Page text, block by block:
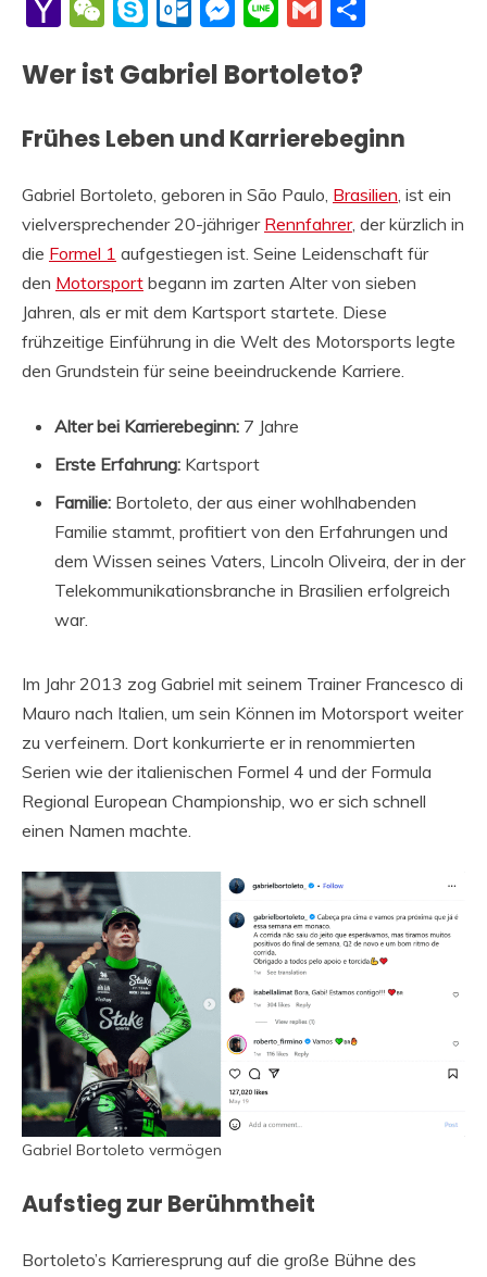
Yahoo
WeChat
SkypeOutlook.com
Messenger
LineGmail
Wer ist Gabriel Bortoleto?
Frühes Leben und Karrierebeginn
Gabriel Bortoleto, geboren in São Paulo, Brasilien , ist ein
vielversprechender 20-jähriger Rennfahrer, der kürzlich in
die Formel 1 aufgestiegen ist. Seine Leidenschaft für
den Motorsport begann im zarten Alter von sieben
Jahren, als er mit dem Kartsport startete. Diese
frühzeitige Einführung in die Welt des Motorsports legte
den Grundstein für seine beeindruckende Karriere.
Alter bei Karrierebeginn: 7 Jahre
Erste Erfahrung: Kartsport
Familie: Bortoleto, der aus einer wohlhabenden
Familie stammt, profitiert von den Erfahrungen und
dem Wissen seines Vaters, Lincoln Oliveira, der in der
Telekommunikationsbranche in Brasilien erfolgreich
war.
Im Jahr 2013 zog Gabriel mit seinem Trainer Francesco di
Mauro nach Italien, um sein Können im Motorsport weiter
zu verfeinern. Dort konkurrierte er in renommierten
Serien wie der italienischen Formel 4 und der Formula
Regional European Championship, wo er sich schnell
einen Namen machte.
Gabriel Bortoleto vermögen
Aufstieg zur Berühmtheit
Bortoleto’s Karrieresprung auf die große Bühne des